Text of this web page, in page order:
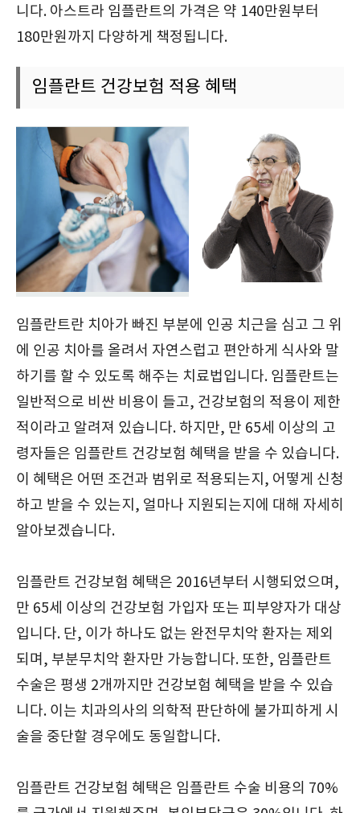
니다. 아스트라 임플란트의 가격은 약 140만원부터
180만원까지 다양하게 책정됩니다.
임플란트 건강보험 적용 혜택
임플란트란 치아가 빠진 부분에 인공 치근을 심고 그 위
에 인공 치아를 올려서 자연스럽고 편안하게 식사와 말
하기를 할 수 있도록 해주는 치료법입니다. 임플란트는
일반적으로 비싼 비용이 들고, 건강보험의 적용이 제한
적이라고 알려져 있습니다. 하지만, 만 65세 이상의 고
령자들은 임플란트 건강보험 혜택을 받을 수 있습니다.
이 혜택은 어떤 조건과 범위로 적용되는지, 어떻게 신청
하고 받을 수 있는지, 얼마나 지원되는지에 대해 자세히
알아보겠습니다.
임플란트 건강보험 혜택은 2016년부터 시행되었으며,
만 65세 이상의 건강보험 가입자 또는 피부양자가 대상
입니다. 단, 이가 하나도 없는 완전무치악 환자는 제외
되며, 부분무치악 환자만 가능합니다. 또한, 임플란트
수술은 평생 2개까지만 건강보험 혜택을 받을 수 있습
니다. 이는 치과의사의 의학적 판단하에 불가피하게 시
술을 중단할 경우에도 동일합니다.
임플란트 건강보험 혜택은 임플란트 수술 비용의 70%